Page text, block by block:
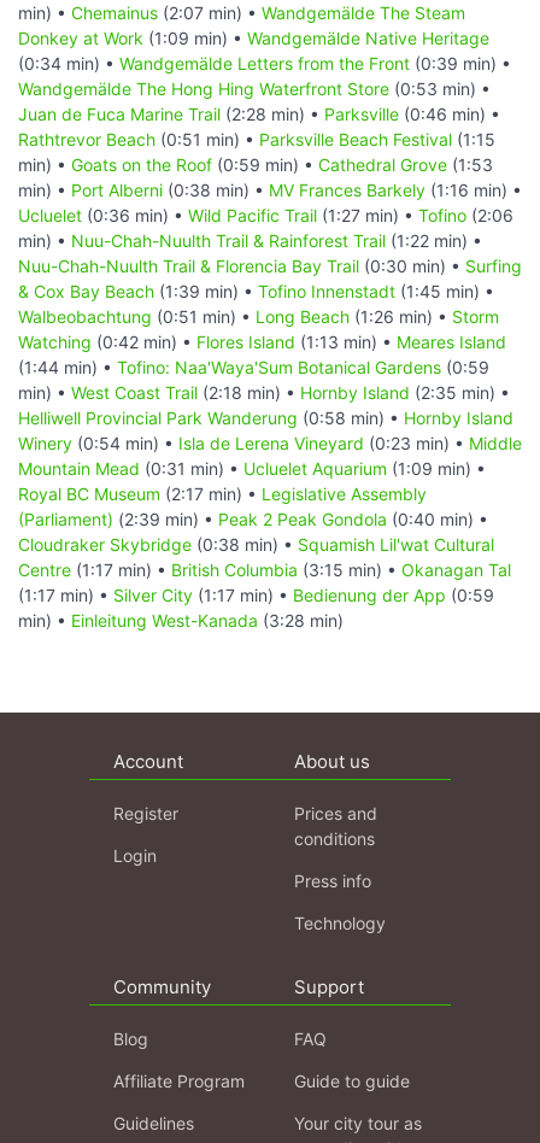
min) • Chemainus (2:07 min) • Wandgemälde The Steam
Donkey at Work (1:09 min) • Wandgemälde Native Heritage
(0:34 min) • Wandgemälde Letters from the Front (0:39 min) •
Wandgemälde The Hong Hing Waterfront Store (0:53 min) •
Juan de Fuca Marine Trail (2:28 min) • Parksville (0:46 min) •
Rathtrevor Beach (0:51 min) • Parksville Beach Festival (1:15
min) • Goats on the Roof (0:59 min) • Cathedral Grove (1:53
min) • Port Alberni (0:38 min) • MV Frances Barkely (1:16 min) •
Ucluelet (0:36 min) • Wild Pacific Trail (1:27 min) • Tofino (2:06
min) • Nuu-Chah-Nuulth Trail & Rainforest Trail (1:22 min) •
Nuu-Chah-Nuulth Trail & Florencia Bay Trail (0:30 min) • Surfing
& Cox Bay Beach (1:39 min) • Tofino Innenstadt (1:45 min) •
Walbeobachtung (0:51 min) • Long Beach (1:26 min) • Storm
Watching (0:42 min) • Flores Island (1:13 min) • Meares Island
(1:44 min) • Tofino: Naa'Waya'Sum Botanical Gardens (0:59
min) • West Coast Trail (2:18 min) • Hornby Island (2:35 min) •
Helliwell Provincial Park Wanderung (0:58 min) • Hornby Island
Winery (0:54 min) • Isla de Lerena Vineyard (0:23 min) • Middle
Mountain Mead (0:31 min) • Ucluelet Aquarium (1:09 min) •
Royal BC Museum (2:17 min) • Legislative Assembly
(Parliament) (2:39 min) • Peak 2 Peak Gondola (0:40 min) •
Cloudraker Skybridge (0:38 min) • Squamish Lil'wat Cultural
Centre (1:17 min) • British Columbia (3:15 min) • Okanagan Tal
(1:17 min) • Silver City (1:17 min) • Bedienung der App (0:59
min) • Einleitung West-Kanada (3:28 min)
Account
Register
Login
About us
Prices and
conditions
Press info
Technology
Community
Blog
Affiliate Program
Guidelines
Support
FAQ
Guide to guide
Your city tour as